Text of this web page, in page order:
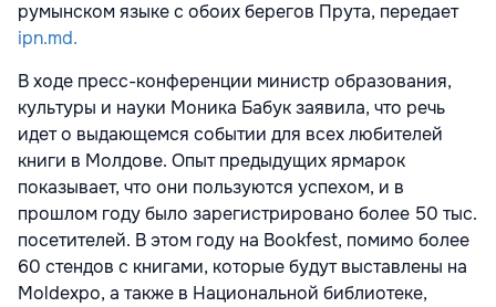
румынском языке с обоих берегов Прута, передает
ipn.md.
В ходе пресс-конференции министр образования,
культуры и науки Моника Бабук заявила, что речь
идет о выдающемся событии для всех любителей
книги в Молдове. Опыт предыдущих ярмарок
показывает, что они пользуются успехом, и в
прошлом году было зарегистрировано более 50 тыс.
посетителей. В этом году на Bookfest, помимо более
60 стендов с книгами, которые будут выставлены на
Moldexpo, а также в Национальной библиотеке,